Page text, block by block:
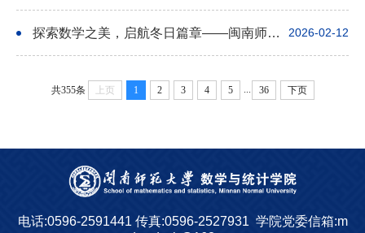
探索数学之美，启航冬日篇章——闽南师范大学2026年数学中小学资优生公益冬令营圆满落幕 2026-02-12
共355条 上页 1 2 3 4 5 36 下页
电话:0596-2591441 传真:0596-2527931 学院党委信箱:m